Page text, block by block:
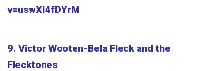
v=uswXI4fDYrM
9. Victor Wooten-Bela Fleck and the
Flecktones